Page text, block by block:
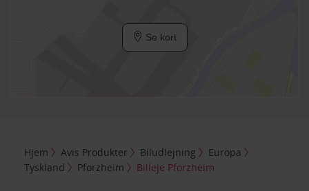
Se kort
Hjem Avis Produkter Biludlejning
Europa
Tyskland
Pforzheim Billeje Pforzheim